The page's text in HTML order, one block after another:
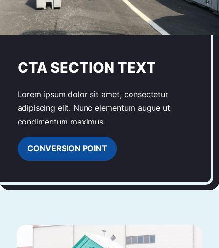
CTA SECTION TEXT
Lorem ipsum dolor sit amet, consectetur
adipiscing elit. Nunc elementum augue ut
condimentum maximus.
CONVERSION POINT